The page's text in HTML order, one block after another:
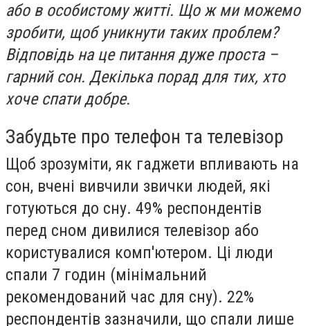
або в особистому житті. Що ж ми можемо
зробити, щоб уникнути таких проблем?
Відповідь на це питання дуже проста –
гарний сон. Декілька порад для тих, хто
хоче спати добре.
Забудьте про телефон та телевізор
Щоб зрозуміти, як гаджети впливають на
сон, вчені вивчили звички людей, які
готуються до сну. 49% респондентів
перед сном дивилися телевізор або
користувалися комп'ютером. Ці люди
спали 7 годин (мінімальний
рекомендований час для сну). 22%
респондентів зазначили, що спали лише